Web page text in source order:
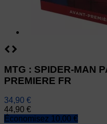
MTG : SPIDER-MAN
PREMIERE FR
34,90 €
44,90 €
Économisez 10,00 €